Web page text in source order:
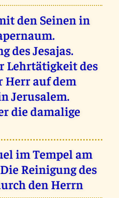
den Seinen in
des Jesajas.
Lehrtätigkeit des
Herr auf dem
Jerusalem.
die damalige
im Tempel am
Reinigung des
den Herrn